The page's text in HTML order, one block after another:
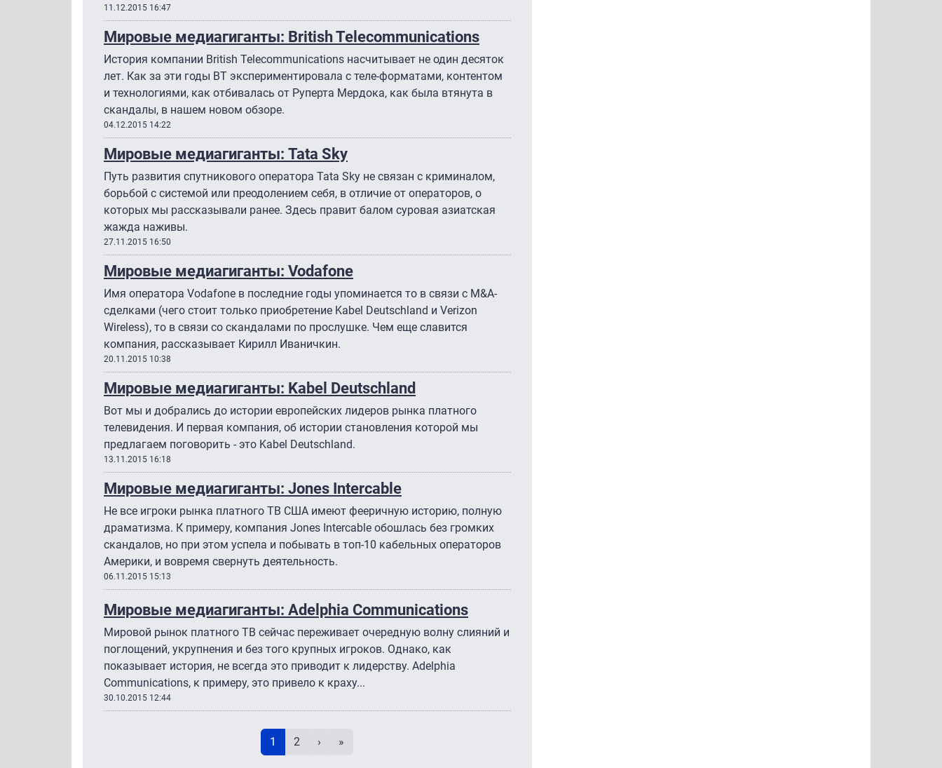
11.12.2015 16:47
Мировые медиагиганты: British Telecommunications
История компании British Telecommunications насчитывает не один десяток
лет. Как за эти годы BT экспериментировала с теле-форматами, контентом
и технологиями, как отбивалась от Руперта Мердока, как была втянута в
скандалы, в нашем новом обзоре.
04.12.2015 14:22
Мировые медиагиганты: Tata Sky
Путь развития спутникового оператора Tata Sky не связан с криминалом,
борьбой с системой или преодолением себя, в отличие от операторов, о
которых мы рассказывали ранее. Здесь правит балом суровая азиатская
жажда наживы.
27.11.2015 16:50
Мировые медиагиганты: Vodafone
Имя оператора Vodafone в последние годы упоминается то в связи с M&A-
сделками (чего стоит только приобретение Kabel Deutschland и Verizon
Wireless), то в связи со скандалами по прослушке. Чем еще славится
компания, рассказывает Кирилл Иваничкин.
20.11.2015 10:38
Мировые медиагиганты: Kabel Deutschland
Вот мы и добрались до истории европейских лидеров рынка платного
телевидения. И первая компания, об истории становления которой мы
предлагаем поговорить - это Kabel Deutschland.
13.11.2015 16:18
Мировые медиагиганты: Jones Intercable
Не все игроки рынка платного ТВ США имеют фееричную историю, полную
драматизма. К примеру, компания Jones Intercable обошлась без громких
скандалов, но при этом успела и побывать в топ-10 кабельных операторов
Америки, и вовремя свернуть деятельность.
06.11.2015 15:13
Мировые медиагиганты: Adelphia Communications
Мировой рынок платного ТВ сейчас переживает очередную волну слияний и
поглощений, укрупнения и без того крупных игроков. Однако, как
показывает история, не всегда это приводит к лидерству. Adelphia
Communications, к примеру, это привело к краху...
30.10.2015 12:44
Текущая страница
1 Page
2 Следующая страница
› Последняя страница
»